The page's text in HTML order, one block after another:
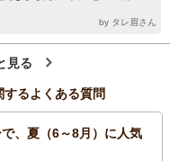
by タレ眉さん
見る
るよくある質問
、夏（6～8月）に人気